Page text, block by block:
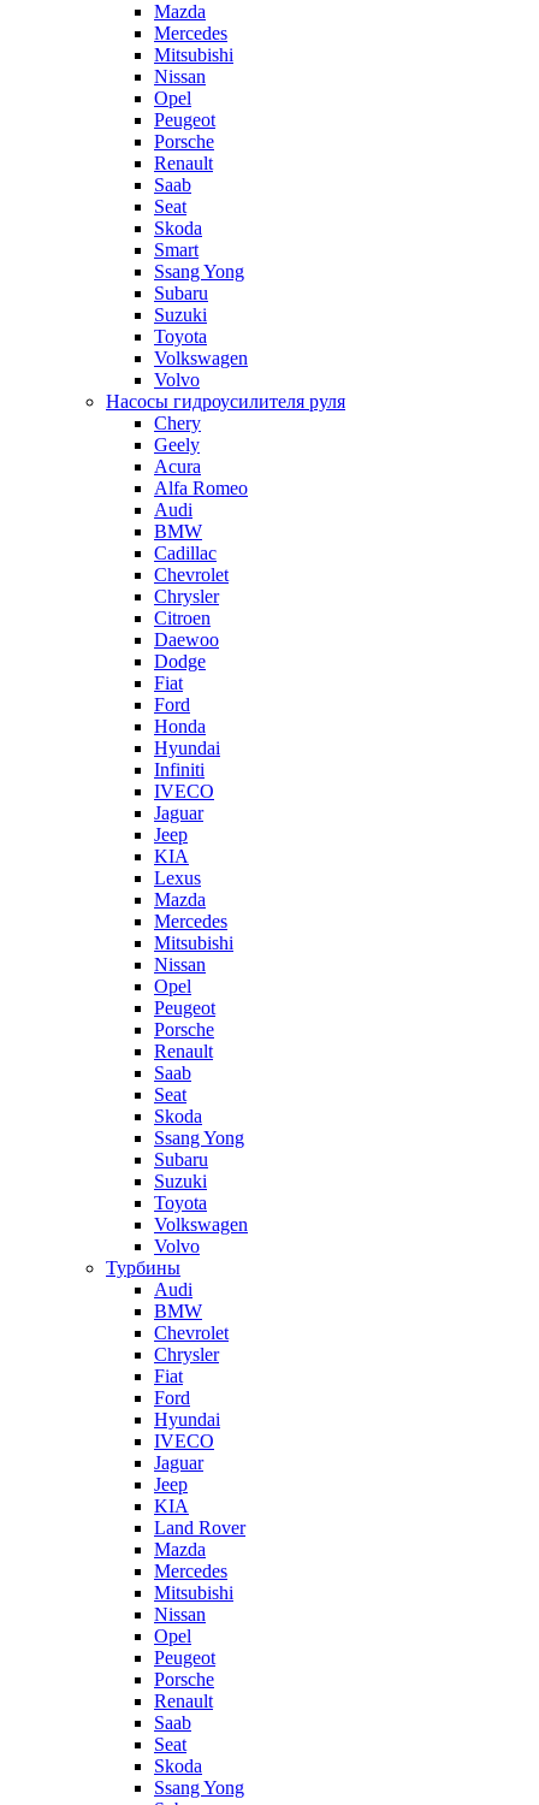
Mazda
Mercedes
Mitsubishi
Nissan
Opel
Peugeot
Porsche
Renault
Saab
Seat
Skoda
Smart
Ssang Yong
Subaru
Suzuki
Toyota
Volkswagen
Volvo
Насосы гидроусилителя руля
Chery
Geely
Acura
Alfa Romeo
Audi
BMW
Cadillac
Chevrolet
Chrysler
Citroen
Daewoo
Dodge
Fiat
Ford
Honda
Hyundai
Infiniti
IVECO
Jaguar
Jeep
KIA
Lexus
Mazda
Mercedes
Mitsubishi
Nissan
Opel
Peugeot
Porsche
Renault
Saab
Seat
Skoda
Ssang Yong
Subaru
Suzuki
Toyota
Volkswagen
Volvo
Турбины
Audi
BMW
Chevrolet
Chrysler
Fiat
Ford
Hyundai
IVECO
Jaguar
Jeep
KIA
Land Rover
Mazda
Mercedes
Mitsubishi
Nissan
Opel
Peugeot
Porsche
Renault
Saab
Seat
Skoda
Ssang Yong